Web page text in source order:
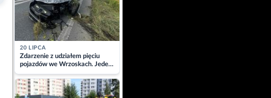
20 LIPCA
Zdarzenie z udziałem pięciu
pojazdów we Wrzoskach. Jeden
z kierowców zabrany w
kajdankach